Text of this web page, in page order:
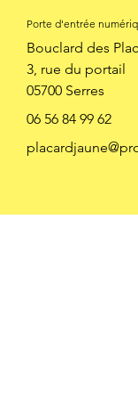
Porte d'entrée
Bouclard des
3, rue du portail
05700 Serres
06 56 84 99 62